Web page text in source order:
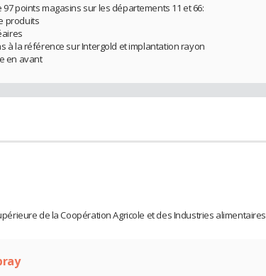
97 points magasins sur les départements 11 et 66:
produits
à la référence sur Intergold et implantation rayon
en avant
de la Coopération Agricole et des Industries alimentaires